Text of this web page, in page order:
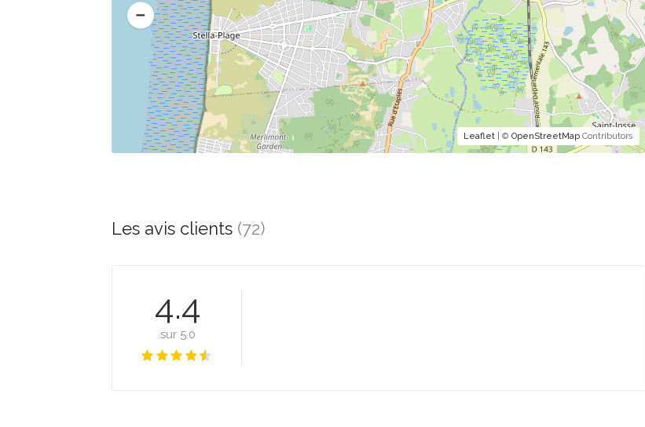
Leaflet| © OpenStreetMapContributors
Les avis clients (72)
4.4
sur 5.0